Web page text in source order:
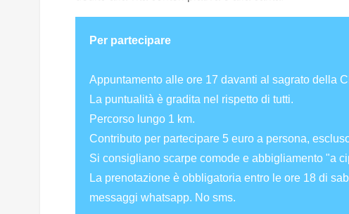
Per partecipare
Appuntamento alle ore 17 davanti al sagrato della
La puntualità è gradita nel rispetto di tutti.
Percorso lungo 1 km.
Contributo per partecipare 5 euro a persona,
Si consigliano scarpe comode e abbigliamento "a
La prenotazione è obbligatoria entro le ore 18 di
messaggi whatsapp. No sms.